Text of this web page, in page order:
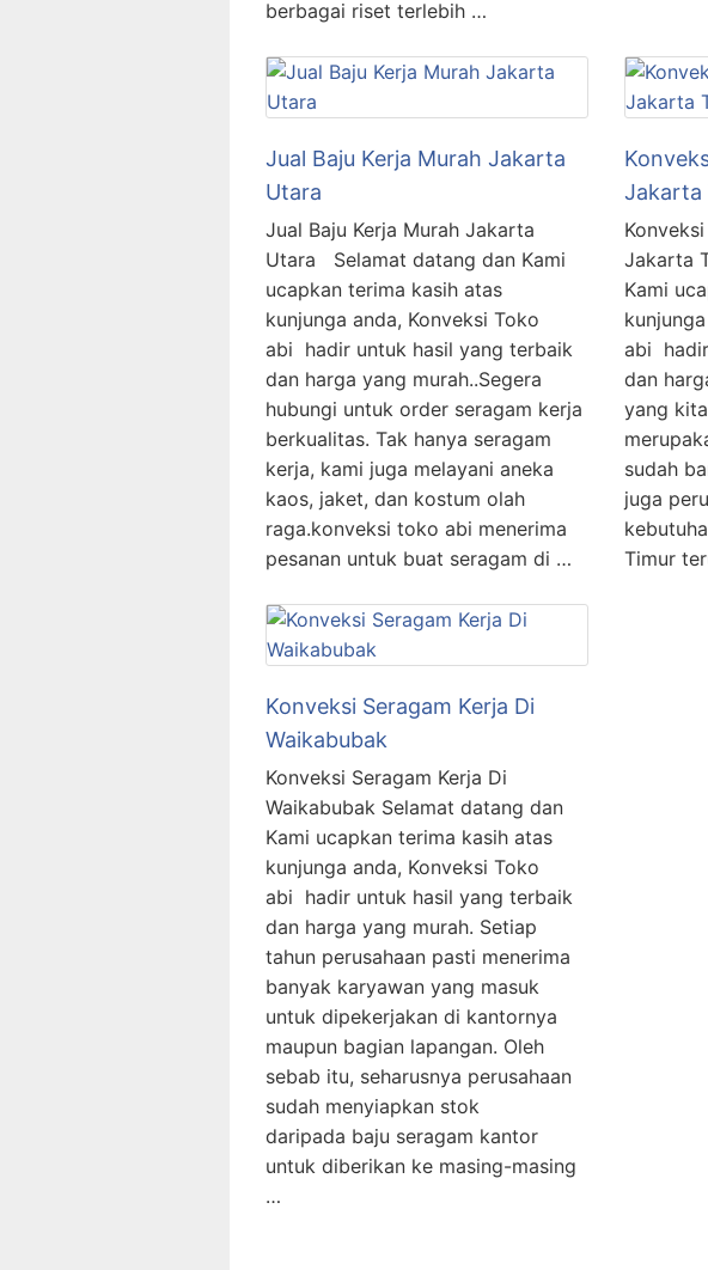
berbagai riset terlebih …
Jual Baju Kerja Murah Jakarta
Utara
Jual Baju Kerja Murah Jakarta
Utara Selamat datang dan Kami
ucapkan terima kasih atas
kunjunga anda, Konveksi Toko
abi hadir untuk hasil yang terbaik
dan harga yang murah..Segera
hubungi untuk order seragam kerja
berkualitas. Tak hanya seragam
kerja, kami juga melayani aneka
kaos, jaket, dan kostum olah
raga.konveksi toko abi menerima
pesanan untuk buat seragam di …
Jakarta
Jakarta
Kami
abi
dan
yang
sudah
juga
Timur
Konveksi Seragam Kerja Di
Waikabubak
Konveksi Seragam Kerja Di
Waikabubak Selamat datang dan
Kami ucapkan terima kasih atas
kunjunga anda, Konveksi Toko
abi hadir untuk hasil yang terbaik
dan harga yang murah. Setiap
tahun perusahaan pasti menerima
banyak karyawan yang masuk
untuk dipekerjakan di kantornya
maupun bagian lapangan. Oleh
sebab itu, seharusnya perusahaan
sudah menyiapkan stok
daripada baju seragam kantor
untuk diberikan ke masing-masing
…